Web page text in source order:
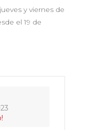
jueves y viernes de
el 19 de